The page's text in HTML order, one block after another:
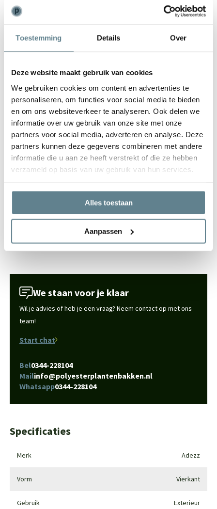
Toestemming Details Over
Deze website maakt gebruik van cookies
We gebruiken cookies om content en advertenties te
personaliseren, om functies voor social media te bieden
en om ons websiteverkeer te analyseren. Ook delen we
informatie over uw gebruik van onze site met onze
partners voor social media, adverteren en analyse. Deze
partners kunnen deze gegevens combineren met andere
informatie die u aan ze heeft verstrekt of die ze hebben
verzameld op basis van uw gebruik van hun services.
Alles toestaan
Aanpassen
Weinig onderhoud
ze toch een beetje vies geworden? Dan kun je ze weer laten stralen
met derecovery package
tijd weer als nieuw uit gaat zien. In deze set zit een
een Coating spray.
Luxe polyester plantenbakken ★★★★★
Adezz is een jong en dynamisch Nederlands merk. Je herkent de
plantenbakken aan de moderne, maar toch tijdloze uitstraling.
Doordat er tijdens het productieproces veel aandacht wordt
besteed aan alle processen, zijn de plantenbakken van Adezz
inmiddels al veel mensen de polyester plantenbakken van Adezz al
in de tuin hebben staan? Je vindt hier de
Adezz klantenfoto's
We staan voor je klaar
Wil je advies of heb je een vraag? Neem contact op met ons
team!
Start chat
Bel0344-228104
Mailinfo@polyesterplantenbakken.nl
Whatsapp0344-228104
Specificaties
Merk Adezz
Vorm Vierkant
Gebruik Exterieur